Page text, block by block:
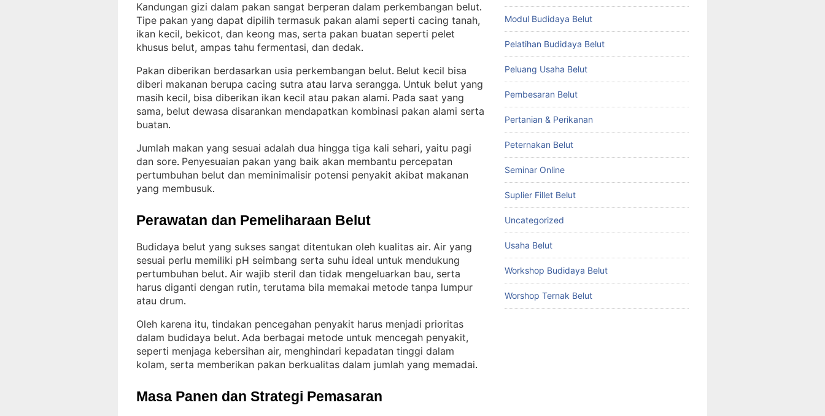
Kandungan gizi dalam pakan sangat berperan dalam perkembangan belut
Tipe pakan yang dapat dipilih termasuk pakan alami seperti cacing tanah,
ikan kecil, bekicot, dan keong mas, serta pakan buatan seperti pelet
khusus belut, ampas tahu fermentasi, dan dedak.
Pakan diberikan berdasarkan usia perkembangan belut. Belut kecil bisa
diberi makanan berupa cacing sutra atau larva serangga. Untuk belut yang
masih kecil, bisa diberikan ikan kecil atau pakan alami. Pada saat yang
sama, belut dewasa disarankan mendapatkan kombinasi pakan alami serta
buatan.
Jumlah makan yang sesuai adalah dua hingga tiga kali sehari, yaitu pagi
dan sore. Penyesuaian pakan yang baik akan membantu percepatan
pertumbuhan belut dan meminimalisir potensi penyakit akibat makanan
yang membusuk.
Perawatan dan Pemeliharaan Belut
Budidaya belut yang sukses sangat ditentukan oleh kualitas air. Air yang
sesuai perlu memiliki pH seimbang serta suhu ideal untuk mendukung
pertumbuhan belut. Air wajib steril dan tidak mengeluarkan bau, serta
harus diganti dengan rutin, terutama bila memakai metode tanpa lumpur
atau drum.
Oleh karena itu, tindakan pencegahan penyakit harus menjadi prioritas
dalam budidaya belut. Ada berbagai metode untuk mencegah penyakit,
seperti menjaga kebersihan air, menghindari kepadatan tinggi dalam
kolam, serta memberikan pakan berkualitas dalam jumlah yang memadai.
Masa Panen dan Strategi Pemasaran
Modul Budidaya Belut
Pelatihan Budidaya Belut
Peluang Usaha Belut
Pembesaran Belut
Pertanian & Perikanan
Peternakan Belut
Seminar Online
Suplier Fillet Belut
Uncategorized
Usaha Belut
Workshop Budidaya Belut
Worshop Ternak Belut